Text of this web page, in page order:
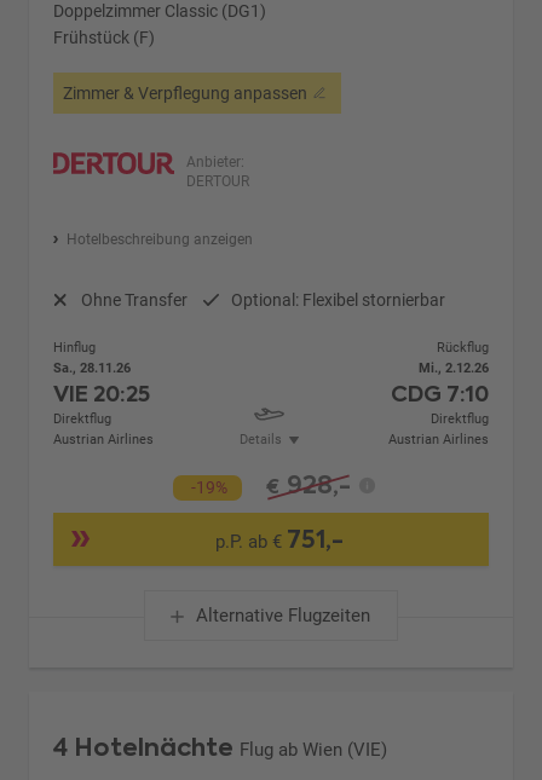
Doppelzimmer Classic (DG1)
Frühstück (F)
Zimmer & Verpflegung anpassen
Anbieter:
DERTOUR
Hotelbeschreibung anzeigen
Ohne Transfer Optional: Flexibel stornierbar
Hinflug
Sa., 28.11.26
VIE 20:25
Direktflug
Austrian Airlines
Details
Rückflug
Mi., 2.12.26
CDG 7:10
Direktflug
Austrian Airlines
-19% € 928,-
p.P. ab € 751,-
Alternative Flugzeiten
4 Hotelnächte Flug ab Wien (VIE)